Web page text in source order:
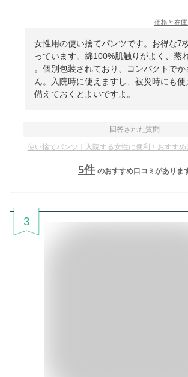
価格と在庫
女性用の使い捨てパンツです。お得な7
っています。綿100%肌触りがよく、蒸
。個別包装されており、コンパクトで
ん。入院時に使えますし、被災時にも使
備えておくとよいですよ。
回答された質問
使い捨てパンツ｜入院する女性に便利！おすすめ
5件 のおすすめ口コミがありま
3